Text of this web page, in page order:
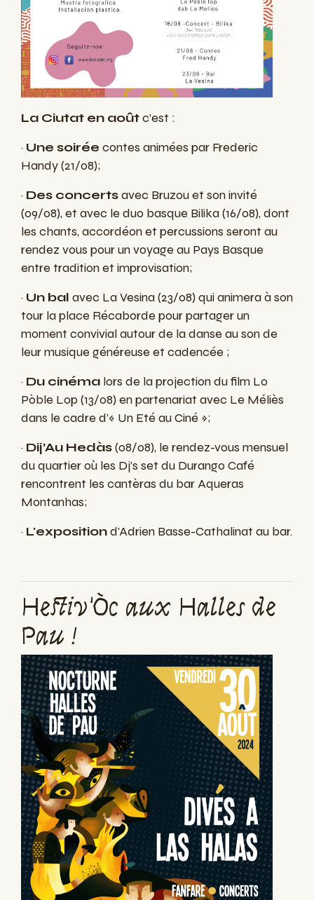
La Ciutat en aoûtc’est :
· Une soirée contes animées par Frederic
Handy (21/08);
· Des concertsavec Bruzou et son invité
(09/08), et avec le duo basque Bilika (16/08), dont
les chants, accordéon et percussions seront au
rendez vous pour un voyage au Pays Basque
entre tradition et improvisation;
· Un bal avec La Vesina (23/08) qui animera à son
tour la place Récaborde pour partager un
moment convivial autour de la danse au son de
leur musique généreuse et cadencée ;
· Du cinéma lors de la projection du film Lo
Pòble Lop (13/08) en partenariat avec Le Méliès
dans le cadre d’« Un Eté au Ciné »;
· Dij’Au Hedàs(08/08), le rendez-vous mensuel
du quartier où les Dj’s set du Durango Café
rencontrent les cantèras du bar Aqueras
Montanhas;
· L'expositiond'Adrien Basse-Cathalinat au bar.
Hestiv'Òc aux Halles de
Pau !